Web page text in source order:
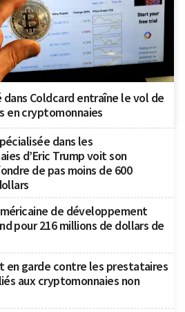
Coldcard entraîne le vol de
en cryptomonnaies
dans les
d’Eric Trump voit son
de pas moins de 600
de développement
pour 216 millions de dollars de
en garde contre les prestataires
aux cryptomonnaies non